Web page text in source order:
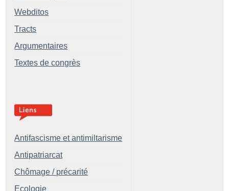
Webditos
Tracts
Argumentaires
Textes de congrès
Antifascisme et antimiltarisme
Antipatriarcat
Chômage / précarité
Ecologie